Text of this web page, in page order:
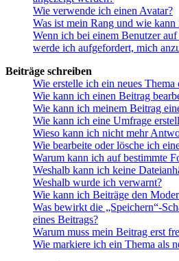
Wie verwende ich einen Avatar?
Was ist mein Rang und wie kann
Wenn ich bei einem Benutzer
werde ich aufgefordert, mich
Beiträge schreiben
Wie erstelle ich ein neues
Wie kann ich einen Beitrag
Wie kann ich meinem Beitrag
Wie kann ich eine Umfrage
Wieso kann ich nicht mehr
Wie bearbeite oder lösche ich
Warum kann ich auf bestimmte
Weshalb kann ich keine
Weshalb wurde ich verwarnt?
Wie kann ich Beiträge den
Was bewirkt die „Speichern“-
eines Beitrags?
Warum muss mein Beitrag erst
Wie markiere ich ein Thema als